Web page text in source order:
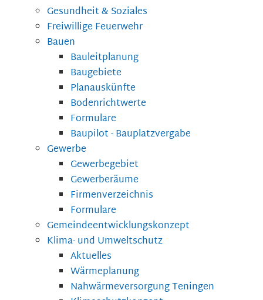
Gesundheit & Soziales
Freiwillige Feuerwehr
Bauen
Bauleitplanung
Baugebiete
Planauskünfte
Bodenrichtwerte
Formulare
Baupilot - Bauplatzvergabe
Gewerbe
Gewerbegebiet
Gewerberäume
Firmenverzeichnis
Formulare
Gemeindeentwicklungskonzept
Klima- und Umweltschutz
Aktuelles
Wärmeplanung
Nahwärmeversorgung Teningen